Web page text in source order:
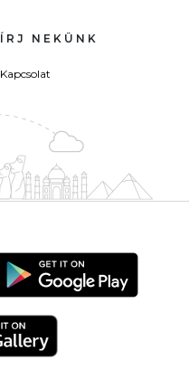
ÍRJ NEKÜNK
Kapcsolat